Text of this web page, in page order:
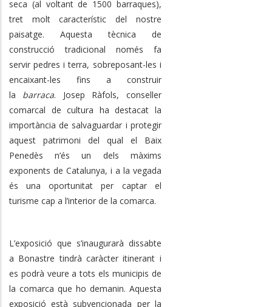
seca (al voltant de 1500 barraques),
tret molt característic del nostre
paisatge. Aquesta tècnica de
construcció tradicional només fa
servir pedres i terra, sobreposant-les i
encaixant-les fins a construir
la barraca. Josep Ràfols, conseller
comarcal de cultura ha destacat la
importància de salvaguardar i protegir
aquest patrimoni del qual el Baix
Penedès n’és un dels màxims
exponents de Catalunya, i a la vegada
és una oportunitat per captar el
turisme cap a l’interior de la comarca.
L’exposició que s’inaugurarà dissabte
a Bonastre tindrà caràcter itinerant i
es podrà veure a tots els municipis de
la comarca que ho demanin. Aquesta
exposició està subvencionada per la